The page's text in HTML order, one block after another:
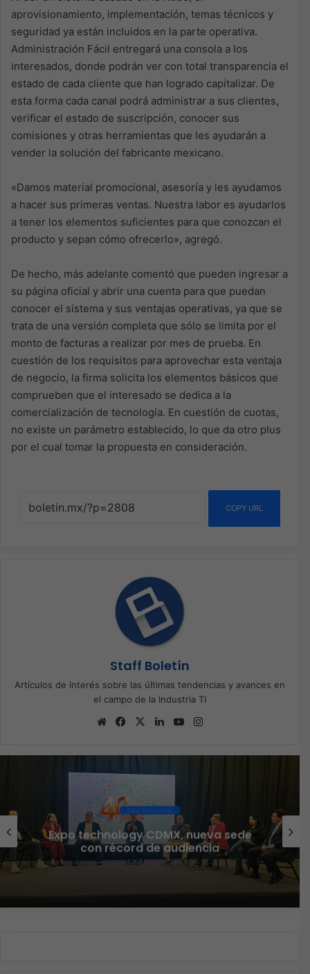
aprovisionamiento, implementación, temas técnicos y
seguridad ya están incluidos en la parte operativa.
Administración Fácil entregará una consola a los
interesados, donde podrán ver con total transparencia el
estado de cada cliente que han logrado capitalizar. De
esta forma cada canal podrá administrar a sus clientes,
verificar el estado de suscripción, conocer sus
comisiones y otras herramientas que les ayudarán a
vender la solución del fabricante mexicano.
«Damos material promocional, asesoría y les ayudamos
a hacer sus primeras ventas. Nuestra labor es ayudarlos
a tener los elementos suficientes para que conozcan el
producto y sepan cómo ofrecerlo», agregó.
De hecho, más adelante comentó que pueden ingresar a
su página oficial y abrir una cuenta para que puedan
conocer el sistema y sus ventajas operativas, ya que se
trata de una versión completa que sólo se limita por el
monto de facturas a realizar por mes de prueba. En
cuestión de los requisitos para aprovechar esta ventaja
de negocio, la firma solicita los elementos básicos que
comprueben que el interesado se dedica a la
comercialización de tecnología. En cuestión de cuotas,
no existe un parámetro establecido, lo que da otro plus
por el cual tomar la propuesta en consideración.
COPY URL
Staff Boletín
Artículos de interés sobre las últimas tendencias y avances en
el campo de la Industria TI
Sitio
Facebook
X LinkedInYouTube
Ciberseguridad
Veeam nombra a Fernando Zambrana
Country Manager para México